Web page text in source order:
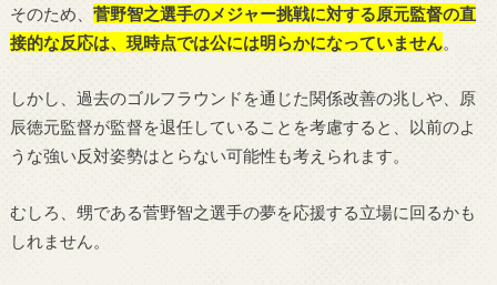
そのため、 菅野智之選手のメジャー挑戦に対する原元監督の直
接的な反応は、現時点では公には明らかになっていません
しかし、過去のゴルフラウンドを通じた関係改善の兆しや、原
辰徳元監督が監督を退任していることを考慮すると、以前のよ
うな強い反対姿勢はとらない可能性も考えられます。
むしろ、甥である菅野智之選手の夢を応援する立場に回るかも
しれません。